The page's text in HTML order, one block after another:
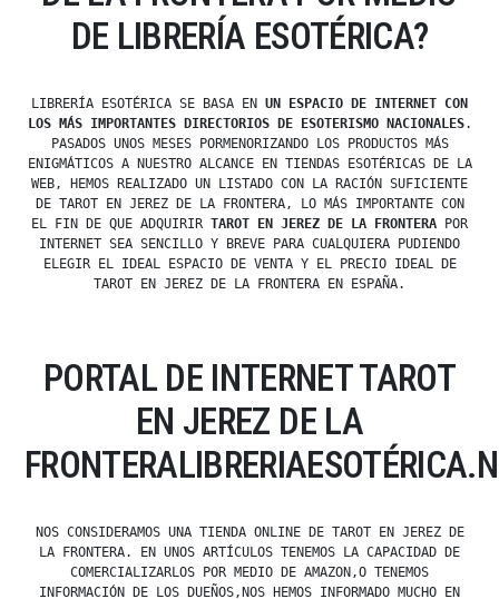
DE LIBRERÍA ESOTÉRICA?
LIBRERÍA ESOTÉRICA SE BASA EN UN ESPACIO DE INTERNET CON
LOS MÁS IMPORTANTES DIRECTORIOS DE ESOTERISMO NACIONALES.
PASADOS UNOS MESES PORMENORIZANDO LOS PRODUCTOS MÁS
ENIGMÁTICOS A NUESTRO ALCANCE EN TIENDAS ESOTÉRICAS DE LA
WEB, HEMOS REALIZADO UN LISTADO CON LA RACIÓN SUFICIENTE
DE TAROT EN JEREZ DE LA FRONTERA, LO MÁS IMPORTANTE CON
EL FIN DE QUE ADQUIRIR TAROT EN JEREZ DE LA FRONTERA POR
INTERNET SEA SENCILLO Y BREVE PARA CUALQUIERA PUDIENDO
ELEGIR EL IDEAL ESPACIO DE VENTA Y EL PRECIO IDEAL DE
TAROT EN JEREZ DE LA FRONTERA EN ESPAÑA.
PORTAL DE INTERNET TAROT
EN JEREZ DE LA
NOS CONSIDERAMOS UNA TIENDA ONLINE DE TAROT EN JEREZ DE
LA FRONTERA. EN UNOS ARTÍCULOS TENEMOS LA CAPACIDAD DE
COMERCIALIZARLOS POR MEDIO DE AMAZON,O TENEMOS
INFORMACIÓN DE LOS DUEÑOS,NOS HEMOS INFORMADO MUCHO EN